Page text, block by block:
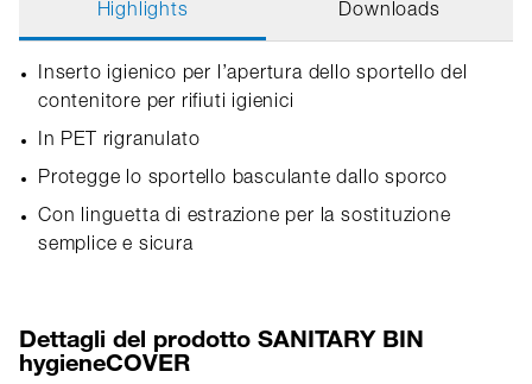
Highlights Downloads
Inserto igienico per l’apertura dello sportello del
contenitore per rifiuti igienici
In PET rigranulato
Protegge lo sportello basculante dallo sporco
Con linguetta di estrazione per la sostituzione
semplice e sicura
Dettagli del prodotto SANITARY BIN
hygieneCOVER